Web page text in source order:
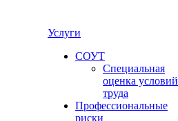
Услуги
СОУТ
Специальная
оценка условий
труда
Профессиональные
риски